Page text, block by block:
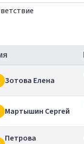
Зотова Елена
Мартышин Сергей
Петрова